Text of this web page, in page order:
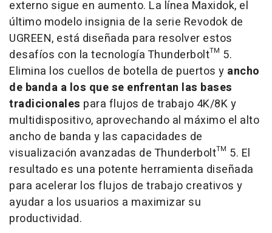
externo sigue en aumento. La línea Maxidok, el
último modelo insignia de la serie Revodok de
UGREEN, está diseñada para resolver estos
desafíos con la tecnología Thunderbolt™ 5.
Elimina los cuellos de botella de puertos y ancho
de banda a los que se enfrentan las bases
tradicionales para flujos de trabajo 4K/8K y
multidispositivo, aprovechando al máximo el alto
ancho de banda y las capacidades de
visualización avanzadas de Thunderbolt™ 5. El
resultado es una potente herramienta diseñada
para acelerar los flujos de trabajo creativos y
ayudar a los usuarios a maximizar su
productividad.